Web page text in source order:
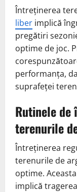
Întreținerea
liber implică
pregătiri
optime de joc.
performanța,
suprafeței
Rutinele
terenurile
Întreținerea
terenurile de
optime.
implică